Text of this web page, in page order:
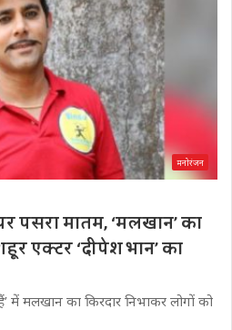
मनोरंजन
पसरा मातम, ‘मलखान’ का
एक्टर ‘दीपेश भान’ का
में मलखान का किरदार निभाकर लोगों को